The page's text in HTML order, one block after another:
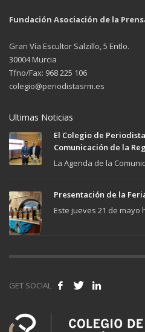
Fundación Asociación de la
Gran Vía Escultor Salzillo, 5 Entlo.
30004 Murcia
Tfno/Fax: 968 225 106
colegio@periodistasrm.es
Ultimas Noticias
El Colegio de
Comunicación de la
La Agenda de la
Presentación de la
Este jueves 21 de mayo
GET SOCIAL